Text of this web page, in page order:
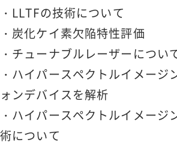
・LLTFの技術について
・炭化ケイ素欠陥特性評価
・チューナブルレーザーについ
・ハイパースペクトルイメージ
ォンデバイスを解析
・ハイパースペクトルイメージ
術について